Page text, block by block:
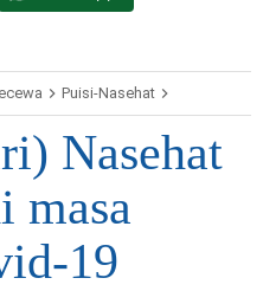
Puisi-Nasehat
Nasehat
masa
19